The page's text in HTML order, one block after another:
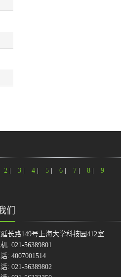
2 3 4 5 6 7 8 9
们
延长路149号上海大学科技园412室
: 021-56389801
: 4007001514
: 021-56389802